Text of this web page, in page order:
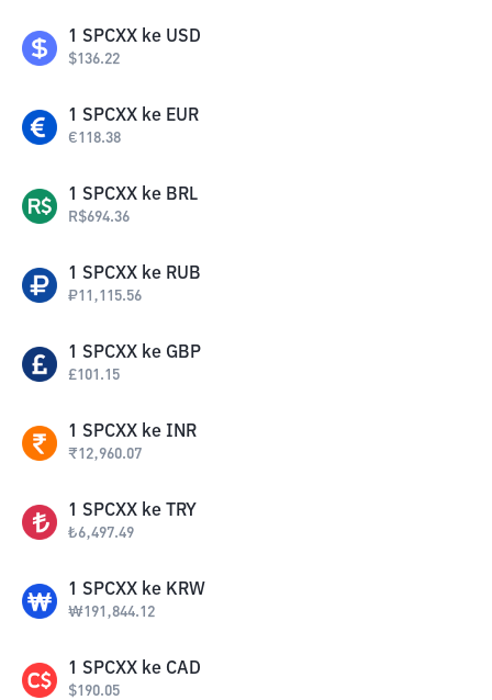
1 SPCXX ke USD
$136.22
1 SPCXX ke EUR
€118.38
1 SPCXX ke BRL
R$694.36
1 SPCXX ke RUB
₽11,115.56
1 SPCXX ke GBP
£101.15
1 SPCXX ke INR
₹12,960.07
1 SPCXX ke TRY
₺6,497.49
1 SPCXX ke KRW
₩191,844.12
1 SPCXX ke CAD
$190.05